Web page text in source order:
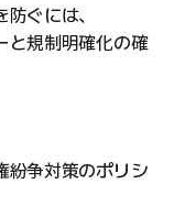
ぐには、
と規制明確化の確
紛争対策のポリシ